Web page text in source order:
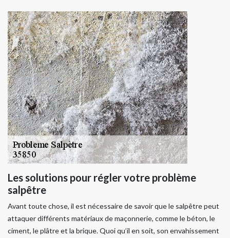
Les solutions pour régler votre problème
salpêtre
Avant toute chose, il est nécessaire de savoir que le salpêtre peut
attaquer différents matériaux de maçonnerie, comme le béton, le
ciment, le plâtre et la brique. Quoi qu’il en soit, son envahissement